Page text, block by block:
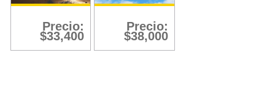
Precio:
$33,400
Precio:
$38,000